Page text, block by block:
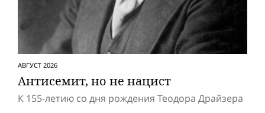
АВГУСТ 2026
Антисемит, но не нацист
К 155-летию со дня рождения Теодора Драйзера